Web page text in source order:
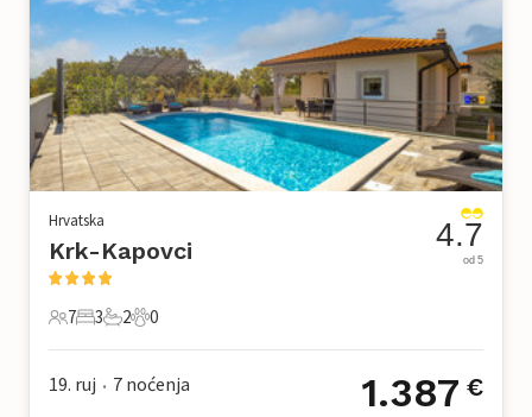
Hrvatska
Krk-Kapovci
7 Gosti
7
3 Spavaće sobe
3
2 Kupaonice
2
0 Kućni ljubimac
0
4.7
od 5
19. ruj • 7 noćenja 1.387 €